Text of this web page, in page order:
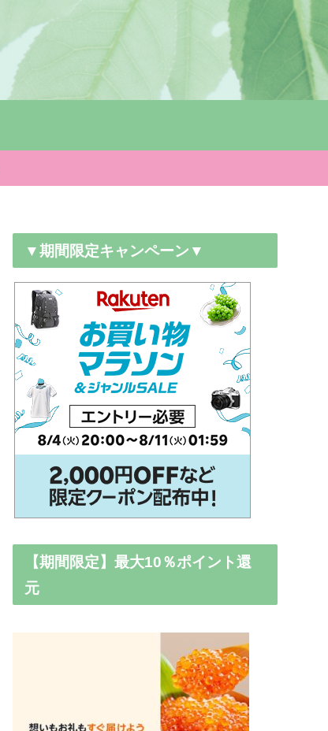
▼期間限定キャンペーン▼
【期間限定】最大10％ポイント還
元